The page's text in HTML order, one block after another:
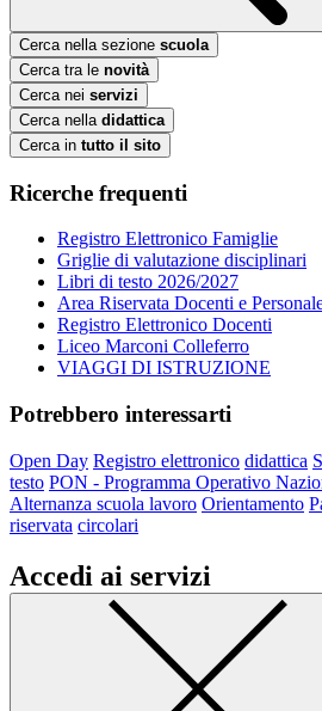
Cerca nella sezione scuola
Cerca tra le novità
Cerca nei servizi
Cerca nella didattica
Cerca in tutto il sito
Ricerche frequenti
Registro Elettronico Famiglie
Griglie di valutazione disciplinari
Libri di testo 2026/2027
Area Riservata Docenti e
Registro Elettronico Docenti
Liceo Marconi Colleferro
VIAGGI DI ISTRUZIONE
Potrebbero interessarti
Open Day Registro elettronico didattica
testo PON - Programma Operativo
Alternanza scuola lavoro Orientamento
riservata circolari
Accedi ai servizi